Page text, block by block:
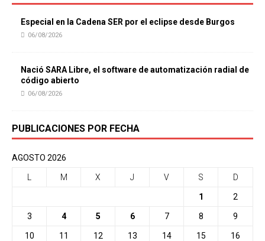
Especial en la Cadena SER por el eclipse desde Burgos
06/08/2026
Nació SARA Libre, el software de automatización radial de
código abierto
06/08/2026
PUBLICACIONES POR FECHA
AGOSTO 2026
M X J V S D
1 2
3 4 5 6 7 8 9
10 11 12 13 14 15 16